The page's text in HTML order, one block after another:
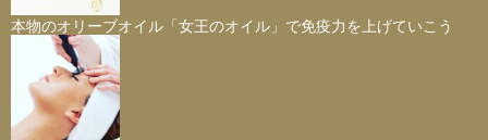
本物のオリーブオイル「女王のオイル」で免疫力を上げていこう